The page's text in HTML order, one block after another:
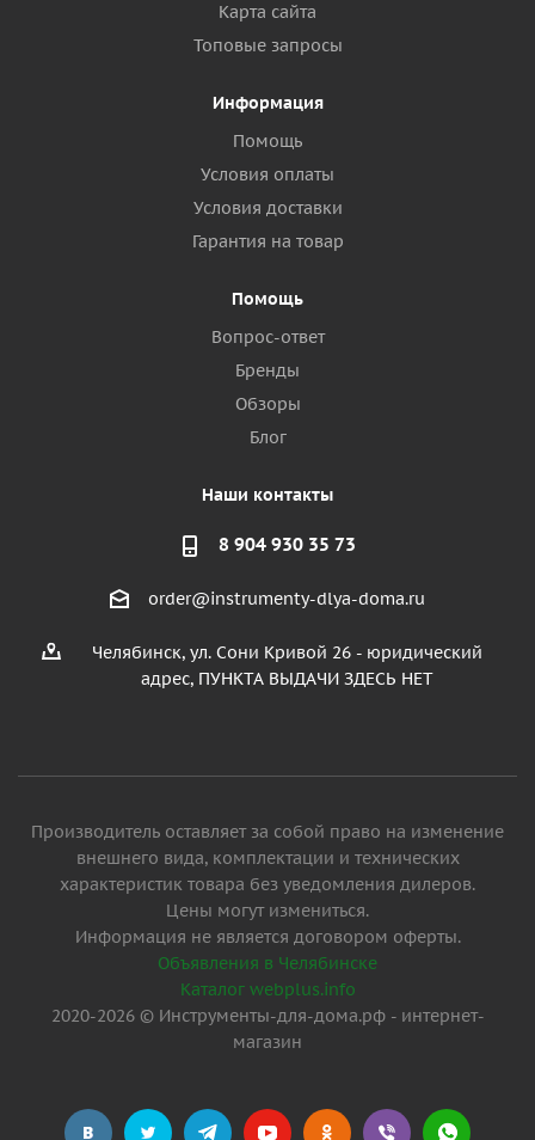
Карта сайта
Топовые запросы
Информация
Помощь
Условия оплаты
Условия доставки
Гарантия на товар
Помощь
Вопрос-ответ
Бренды
Обзоры
Блог
Наши контакты
8 904 930 35 73
order@instrumenty-dlya-doma.ru
Челябинск, ул. Сони Кривой 26 - юридический
адрес, ПУНКТА ВЫДАЧИ ЗДЕСЬ НЕТ
Производитель оставляет за собой право на изменение
внешнего вида, комплектации и технических
характеристик товара без уведомления дилеров.
Цены могут измениться.
Информация не является договором оферты.
Объявления в Челябинске
Каталог webplus.info
2020-2026 © Инструменты-для-дома.рф - интернет-
магазин